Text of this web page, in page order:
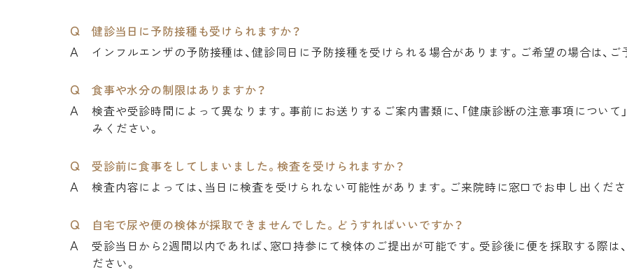
健診当日に予防接種も受けられますか？
インフルエンザの予防接種は、健診同日に予防接種を受けられる場合があります。ご希望の場合は、ご
食事や水分の制限はありますか？
検査や受診時間によって異なります。事前にお送りするご案内書類に、「健康診断の注意事項につい
みください。
受診前に食事をしてしまいました。検査を受けられますか？
検査内容によっては、当日に検査を受けられない可能性があります。ご来院時に窓口でお申し出くださ
自宅で尿や便の検体が採取できませんでした。どうすればいいですか？
受診当日から2週間以内であれば、窓口持参にて検体のご提出が可能です。受診後に便を採取する際
ださい。